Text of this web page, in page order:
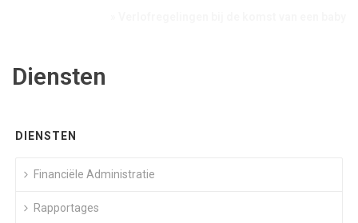
Diensten
DIENSTEN
Financiële Administratie
Rapportages